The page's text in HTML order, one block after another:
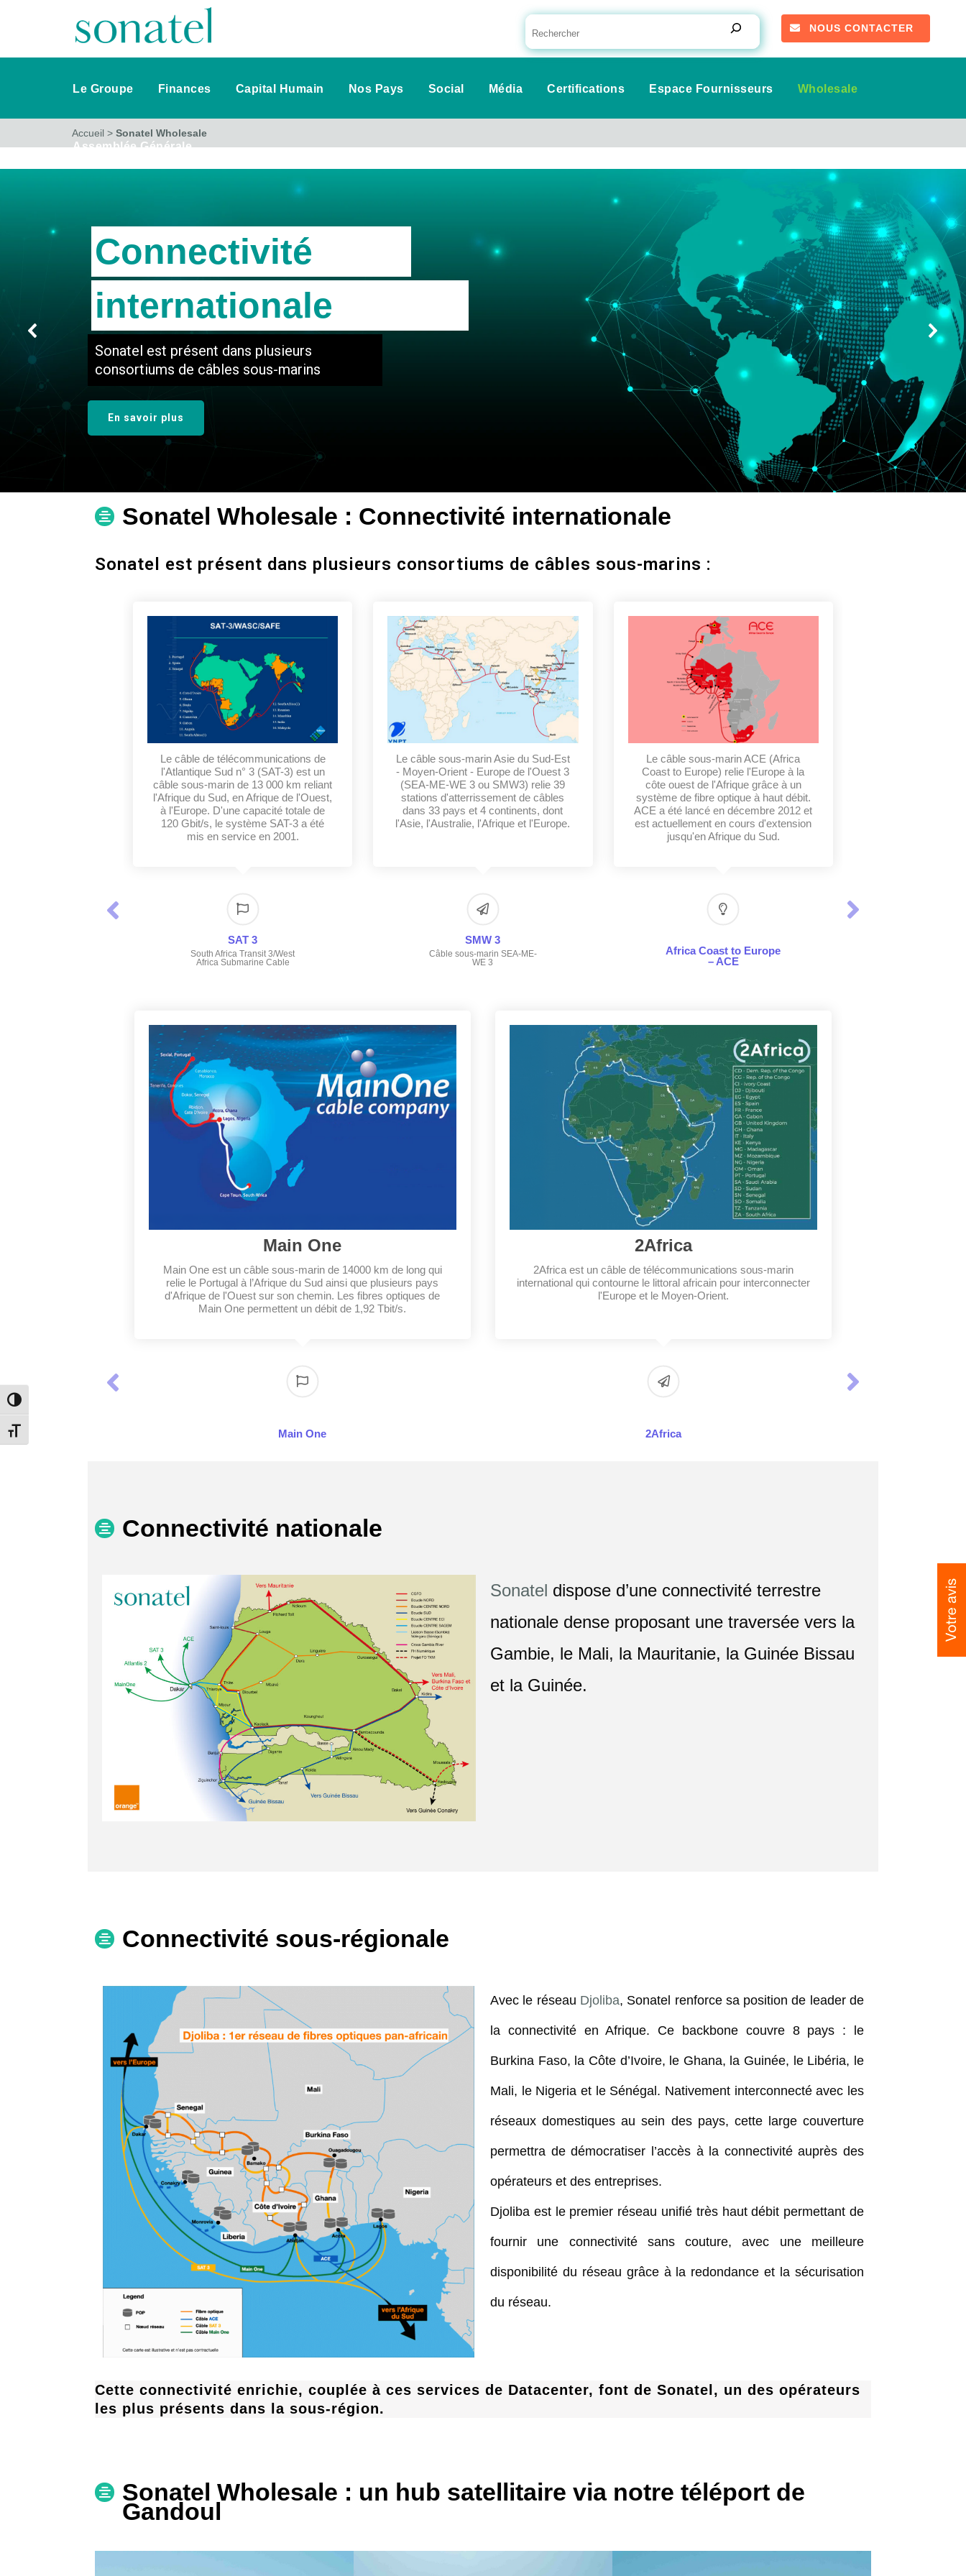
Toggle High Contrast
Toggle Font size
NOUS CONTACTER
Le Groupe Finances Capital Humain Nos Pays Social Média Certifications Espace Fournisseurs Wholesale
Assemblée Générale
Accueil > Sonatel Wholesale
Connectivité
internationale
Sonatel est présent dans plusieurs
consortiums de câbles sous-marins
En savoir plus
Sonatel Wholesale : Connectivité internationale
Sonatel est présent dans plusieurs consortiums de câbles sous-marins :
SAT 3
South Africa Transit 3/West
Africa Submarine Cable
Le câble de télécommunications de
l'Atlantique Sud n° 3 (SAT-3) est un
câble sous-marin de 13 000 km reliant
l'Afrique du Sud, en Afrique de l'Ouest,
à l'Europe. D'une capacité totale de
120 Gbit/s, le système SAT-3 a été
mis en service en 2001.
SMW 3
Câble sous-marin SEA-ME-
WE 3
Le câble sous-marin Asie du Sud-Est
- Moyen-Orient - Europe de l'Ouest 3
(SEA-ME-WE 3 ou SMW3) relie 39
stations d'atterrissement de câbles
dans 33 pays et 4 continents, dont
l'Asie, l'Australie, l'Afrique et l'Europe.
Africa Coast to Europe
– ACE
Le câble sous-marin ACE (Africa
Coast to Europe) relie l'Europe à la
côte ouest de l'Afrique grâce à un
système de fibre optique à haut débit.
ACE a été lancé en décembre 2012 et
est actuellement en cours d'extension
jusqu'en Afrique du Sud.
Main One
Main One
Main One est un câble sous-marin de 14000 km de long qui
relie le Portugal à l’Afrique du Sud ainsi que plusieurs pays
d'Afrique de l'Ouest sur son chemin. Les fibres optiques de
Main One permettent un débit de 1,92 Tbit/s.
2Africa
2Africa
2Africa est un câble de télécommunications sous-marin
international qui contourne le littoral africain pour interconnecter
l'Europe et le Moyen-Orient.
Connectivité nationale
Sonatel dispose d’une connectivité terrestre
nationale dense proposant une traversée vers la
Gambie, le Mali, la Mauritanie, la Guinée Bissau
et la Guinée.
Connectivité sous-régionale
Avec le réseau Djoliba, Sonatel renforce sa position de leader de
la connectivité en Afrique. Ce backbone couvre 8 pays : le
Burkina Faso, la Côte d’Ivoire, le Ghana, la Guinée, le Libéria, le
Mali, le Nigeria et le Sénégal. Nativement interconnecté avec les
réseaux domestiques au sein des pays, cette large couverture
permettra de démocratiser l’accès à la connectivité auprès des
opérateurs et des entreprises.
Djoliba est le premier réseau unifié très haut débit permettant de
fournir une connectivité sans couture, avec une meilleure
disponibilité du réseau grâce à la redondance et la sécurisation
du réseau.
Cette connectivité enrichie, couplée à ces services de Datacenter, font de Sonatel, un des opérateurs
les plus présents dans la sous-région.
Sonatel Wholesale : un hub satellitaire via notre téléport de
Gandoul